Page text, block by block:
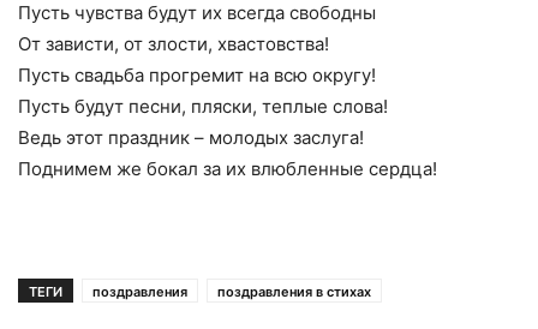
Пусть чувства будут их всегда свободны
От зависти, от злости, хвастовства!
Пусть свадьба прогремит на всю округу!
Пусть будут песни, пляски, теплые слова!
Ведь этот праздник – молодых заслуга!
Поднимем же бокал за их влюбленные сердца!
ТЕГИ поздравления поздравления в стихах